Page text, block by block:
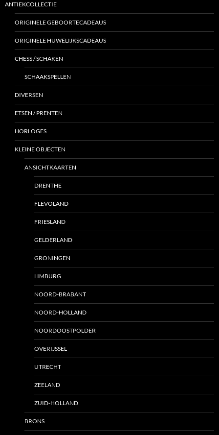
ANTIEKCOLLECTIE
ORIGINELE GEBOORTECADEAUS
ORIGINELE HUWELIJKSCADEAUS
CHESS / SCHAKEN
SCHAAKSPELLEN
DIVERSEN
ETSEN / PRENTEN
HORLOGES
KLEINE OBJECTEN
ANSICHTKAARTEN
DRENTHE
FLEVOLAND
FRIESLAND
GELDERLAND
GRONINGEN
LIMBURG
NOORD-BRABANT
NOORD-HOLLAND
NOORDOOSTPOLDER
OVERIJSSEL
UTRECHT
ZEELAND
ZUID-HOLLAND
BRONS